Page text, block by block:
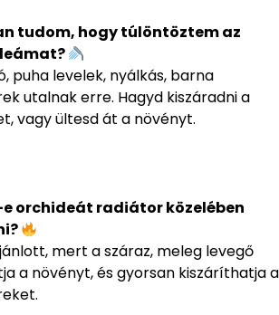
tudom, hogy túlöntöztem az
puha levelek, nyálkás, barna
utalnak erre. Hagyd kiszáradni a
vagy ültesd át a növényt.
orchideát radiátor közelében
mert a száraz, meleg levegő
a növényt, és gyorsan kiszáríthatja a